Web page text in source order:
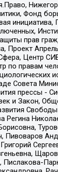
Фонд
прав
Проект
Центр
по правам
Совета
прессы -
и Закон,
Регина
Пивоваров